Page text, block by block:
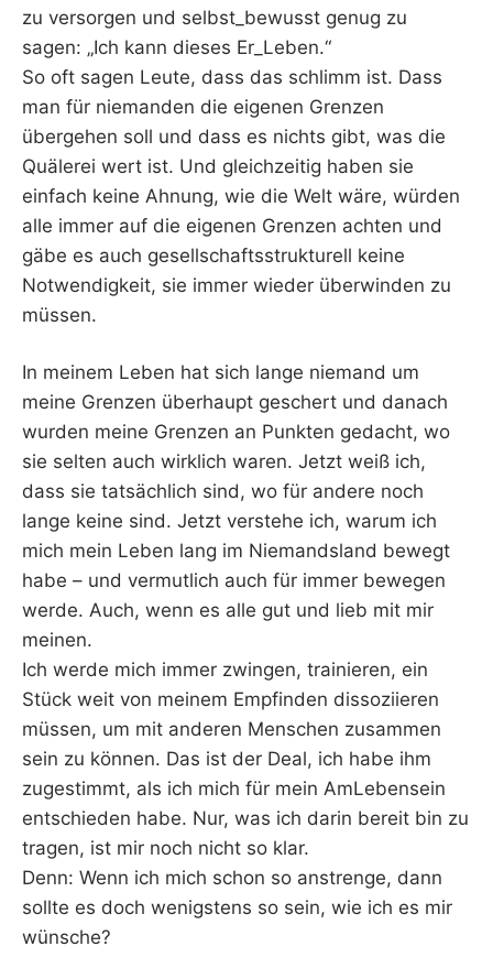
zu versorgen und selbst_bewusst genug zu
sagen: „Ich kann dieses Er_Leben.“
So oft sagen Leute, dass das schlimm ist. Dass
man für niemanden die eigenen Grenzen
übergehen soll und dass es nichts gibt, was die
Quälerei wert ist. Und gleichzeitig haben sie
einfach keine Ahnung, wie die Welt wäre, würden
alle immer auf die eigenen Grenzen achten und
gäbe es auch gesellschaftsstrukturell keine
Notwendigkeit, sie immer wieder überwinden zu
müssen.
In meinem Leben hat sich lange niemand um
meine Grenzen überhaupt geschert und danach
wurden meine Grenzen an Punkten gedacht, wo
sie selten auch wirklich waren. Jetzt weiß ich,
dass sie tatsächlich sind, wo für andere noch
lange keine sind. Jetzt verstehe ich, warum ich
mich mein Leben lang im Niemandsland bewegt
habe – und vermutlich auch für immer bewegen
werde. Auch, wenn es alle gut und lieb mit mir
meinen.
Ich werde mich immer zwingen, trainieren, ein
Stück weit von meinem Empfinden dissoziieren
müssen, um mit anderen Menschen zusammen
sein zu können. Das ist der Deal, ich habe ihm
zugestimmt, als ich mich für mein AmLebensein
entschieden habe. Nur, was ich darin bereit bin zu
tragen, ist mir noch nicht so klar.
Denn: Wenn ich mich schon so anstrenge, dann
sollte es doch wenigstens so sein, wie ich es mir
wünsche?